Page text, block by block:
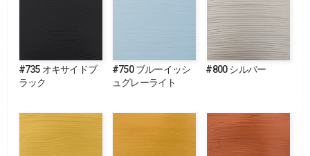
#735 オキサイドブ
ラック
#750 ブルーイッシ
ュグレーライト
#800 シルバー